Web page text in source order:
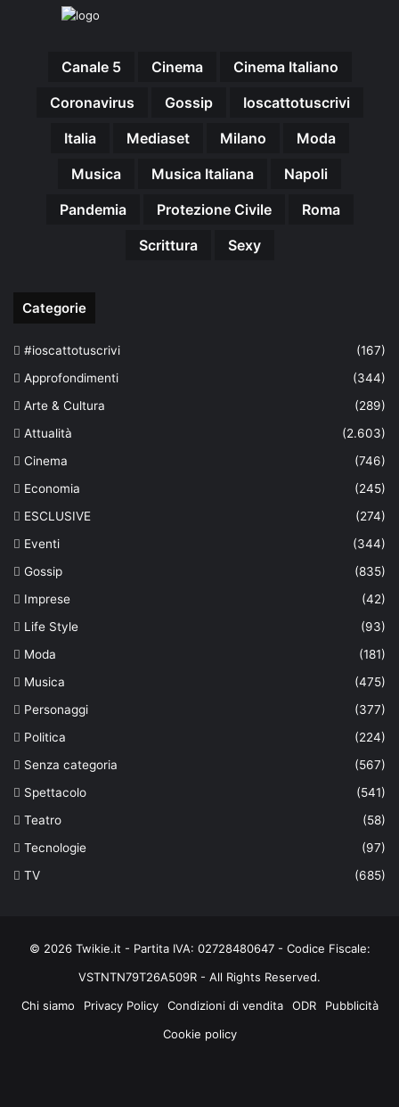
Canale 5 Cinema
Cinema Italiano
Coronavirus
Gossip
Ioscattotuscrivi
Italia
Mediaset Milano
Moda
Musica
Musica Italiana
Napoli
Pandemia
Protezione Civile
Roma
Scrittura
Sexy
Categorie
#ioscattotuscrivi
(167)
Approfondimenti
(344)
Arte & Cultura
(289)
Attualità
(2.603)
Cinema
(746)
Economia
(245)
ESCLUSIVE
(274)
Eventi
(344)
Gossip
(835)
Imprese
(42)
Life Style
(93)
Moda
(181)
Musica
(475)
Personaggi
(377)
Politica
(224)
Senza categoria
(567)
Spettacolo
(541)
Teatro
(58)
Tecnologie
(97)
TV
(685)
© 2026 Twikie.it - Partita IVA: 02728480647 - Codice Fiscale:
VSTNTN79T26A509R - All Rights Reserved.
Chi siamo
Privacy Policy Condizioni di vendita ODR
Pubblicità
Cookie policy